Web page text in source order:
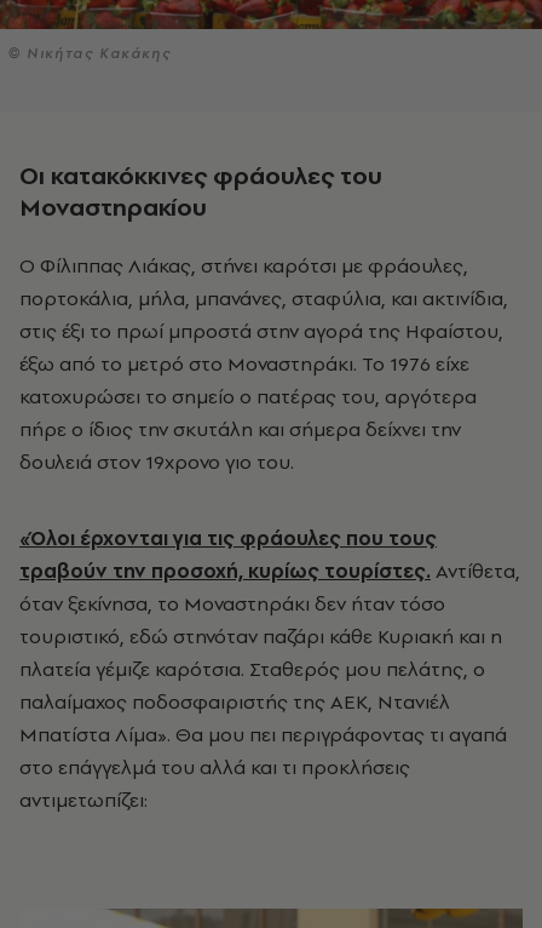
© Νικήτας Κακάκης
Οι κατακόκκινες φράουλες του
Μοναστηρακίου
O Φίλιππας Λιάκας, στήνει καρότσι με φράουλες,
πορτοκάλια, μήλα, μπανάνες, σταφύλια, και ακτινίδια,
στις έξι το πρωί μπροστά στην αγορά της Ηφαίστου,
έξω από το μετρό στο Μοναστηράκι. Το 1976 είχε
κατοχυρώσει το σημείο ο πατέρας του, αργότερα
πήρε ο ίδιος την σκυτάλη και σήμερα δείχνει την
δουλειά στον 19χρονο γιο του.
«Όλοι έρχονται για τις φράουλες που τους
τραβούν την προσοχή, κυρίως τουρίστες. Αντίθετα,
όταν ξεκίνησα, το Μοναστηράκι δεν ήταν τόσο
τουριστικό, εδώ στηνόταν παζάρι κάθε Κυριακή και η
πλατεία γέμιζε καρότσια. Σταθερός μου πελάτης, ο
παλαίμαχος ποδοσφαιριστής της ΑΕΚ, Ντανιέλ
Μπατίστα Λίμα». Θα μου πει περιγράφοντας τι αγαπά
στο επάγγελμά του αλλά και τι προκλήσεις
αντιμετωπίζει: